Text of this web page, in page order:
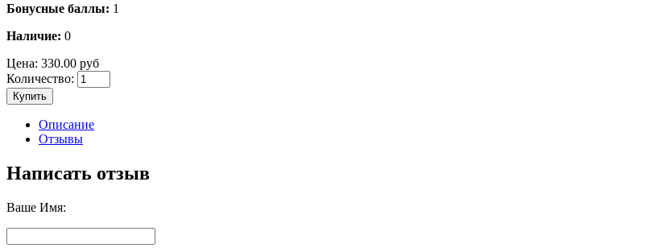
Бонусные баллы: 1
Наличие: 0
Цена: 330.00 руб
Количество:
Купить
Описание
Отзывы
Написать отзыв
Ваше Имя: